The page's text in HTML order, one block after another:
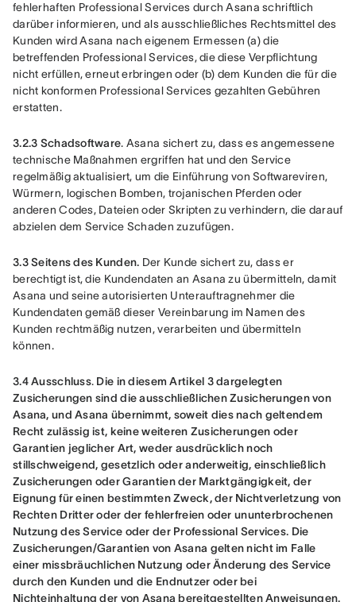
fehlerhaften Professional Services durch Asana schriftlich
darüber informieren, und als ausschließliches Rechtsmittel des
Kunden wird Asana nach eigenem Ermessen (a) die
betreffenden Professional Services, die diese Verpflichtung
nicht erfüllen, erneut erbringen oder (b) dem Kunden die für die
nicht konformen Professional Services gezahlten Gebühren
erstatten.
3.2.3 Schadsoftware. Asana sichert zu, dass es angemessene
technische Maßnahmen ergriffen hat und den Service
regelmäßig aktualisiert, um die Einführung von Softwareviren,
Würmern, logischen Bomben, trojanischen Pferden oder
anderen Codes, Dateien oder Skripten zu verhindern, die darauf
abzielen dem Service Schaden zuzufügen.
3.3 Seitens des Kunden. Der Kunde sichert zu, dass er
berechtigt ist, die Kundendaten an Asana zu übermitteln, damit
Asana und seine autorisierten Unterauftragnehmer die
Kundendaten gemäß dieser Vereinbarung im Namen des
Kunden rechtmäßig nutzen, verarbeiten und übermitteln
können.
3.4 Ausschluss. Die in diesem Artikel 3 dargelegten
Zusicherungen sind die ausschließlichen Zusicherungen von
Asana, und Asana übernimmt, soweit dies nach geltendem
Recht zulässig ist, keine weiteren Zusicherungen oder
Garantien jeglicher Art, weder ausdrücklich noch
stillschweigend, gesetzlich oder anderweitig, einschließlich
Zusicherungen oder Garantien der Marktgängigkeit, der
Eignung für einen bestimmten Zweck, der Nichtverletzung von
Rechten Dritter oder der fehlerfreien oder ununterbrochenen
Nutzung des Service oder der Professional Services. Die
Zusicherungen/Garantien von Asana gelten nicht im Falle
einer missbräuchlichen Nutzung oder Änderung des Service
durch den Kunden und die Endnutzer oder bei
Nichteinhaltung der von Asana bereitgestellten Anweisungen.